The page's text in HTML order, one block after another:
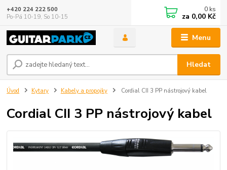
Menu
Hledat
+420 224 222 500
Po-Pá 10-19, So 10-15
0 ks
za 0,00 Kč
Úvod Kytary Kabely a propojky Cordial CII 3 PP nástrojový kabel
Cordial CII 3 PP nástrojový kabel